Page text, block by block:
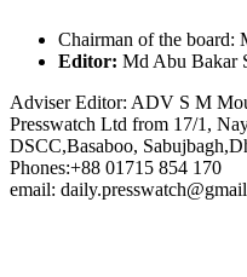
Chairman of the board:
Editor: Md Abu Bakar
Adviser Editor: ADV S M
Presswatch Ltd from 17/1,
DSCC,Basaboo,
Phones:+88 01715 854 170
email: